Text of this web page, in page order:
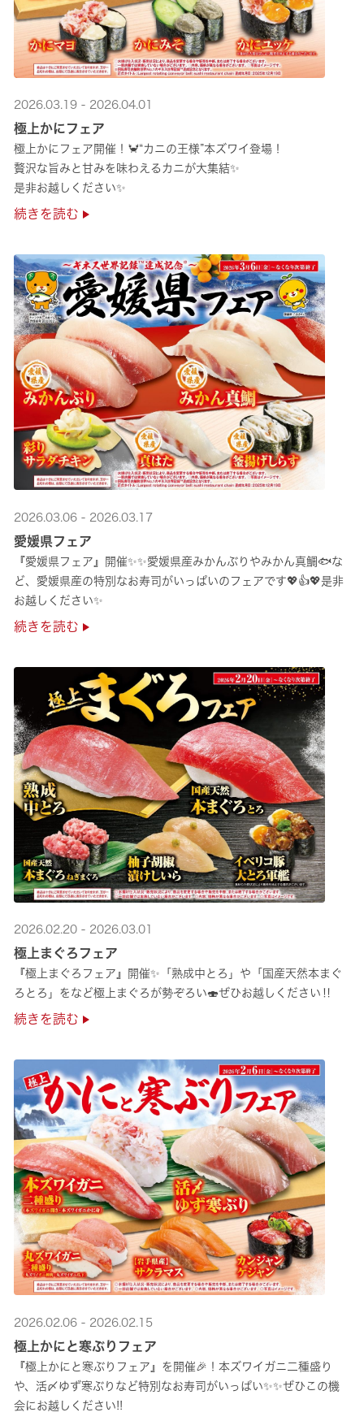
2026.03.19 - 2026.04.01
極上かにフェア
極上かにフェア開催！🦀“カニの王様”本ズワイ登場！
贅沢な旨みと甘みを味わえるカニが大集結✨
是非お越しください✨
続きを読む
2026.03.06 - 2026.03.17
愛媛県フェア
『愛媛県フェア』開催✨✨愛媛県産みかんぶりやみかん真鯛🐟な
ど、愛媛県産の特別なお寿司がいっぱいのフェアです💖👍💖是非
お越しください✨
続きを読む
2026.02.20 - 2026.03.01
極上まぐろフェア
『極上まぐろフェア』開催✨「熟成中とろ」や「国産天然本まぐ
ろとろ」をなど極上まぐろが勢ぞろい🍣ぜひお越しください‼
続きを読む
2026.02.06 - 2026.02.15
極上かにと寒ぶりフェア
『極上かにと寒ぶりフェア』を開催🎉！本ズワイガニ二種盛り
や、活〆ゆず寒ぶりなど特別なお寿司がいっぱい✨✨ぜひこの機
会にお越しください!!